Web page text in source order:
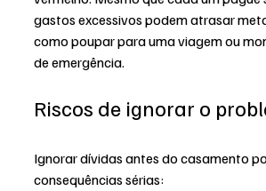
gastos excessivos podem atrasar
como poupar para uma viagem ou
de emergência.
Riscos de ignorar o
Ignorar dívidas antes do casamento
consequências sérias: